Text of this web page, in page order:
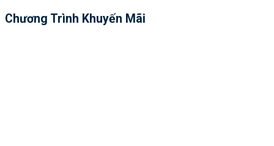
Chương Trình Khuyến Mãi